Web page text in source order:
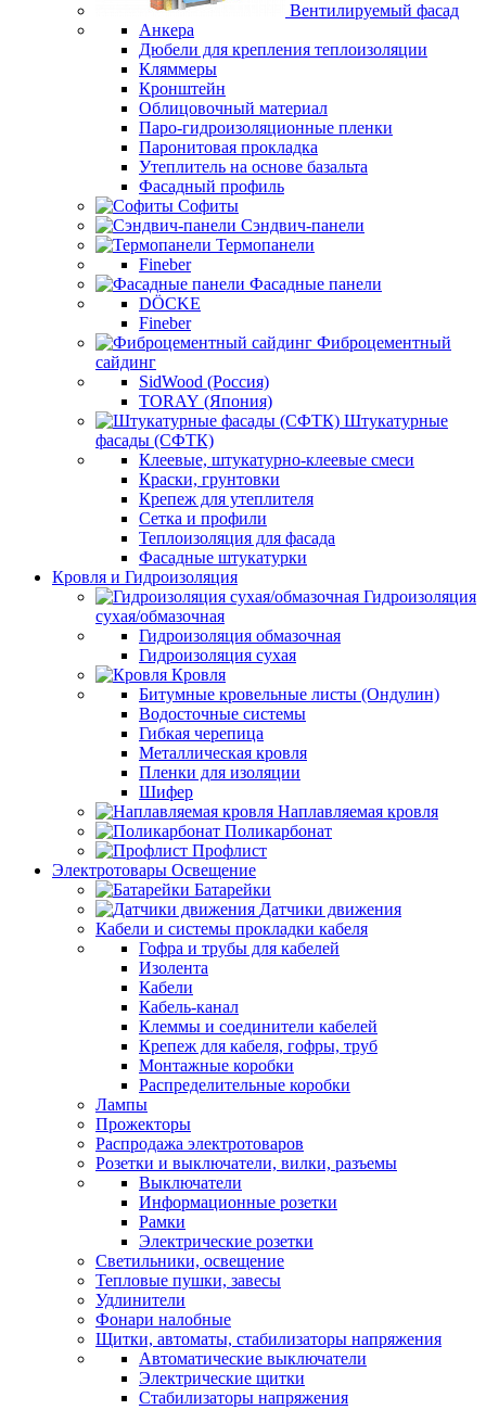
Вентилируемый фасад
Анкера
Дюбели для крепления теплоизоляции
Кляммеры
Кронштейн
Облицовочный материал
Паро-гидроизоляционные пленки
Паронитовая прокладка
Утеплитель на основе базальта
Фасадный профиль
Софиты
Сэндвич-панели
Термопанели
Fineber
Фасадные панели
DÖCKE
Fineber
Фиброцементный
сайдинг
SidWood (Россия)
TORAY (Япония)
Штукатурные
фасады (СФТК)
Клеевые, штукатурно-клеевые смеси
Краски, грунтовки
Крепеж для утеплителя
Сетка и профили
Теплоизоляция для фасада
Фасадные штукатурки
Кровля и Гидроизоляция
Гидроизоляция
сухая/обмазочная
Гидроизоляция обмазочная
Гидроизоляция сухая
Кровля
Битумные кровельные листы (Ондулин)
Водосточные системы
Гибкая черепица
Металлическая кровля
Пленки для изоляции
Шифер
Наплавляемая кровля
Поликарбонат
Профлист
Электротовары Освещение
Батарейки
Датчики движения
Кабели и системы прокладки кабеля
Гофра и трубы для кабелей
Изолента
Кабели
Кабель-канал
Клеммы и соединители кабелей
Крепеж для кабеля, гофры, труб
Монтажные коробки
Распределительные коробки
Лампы
Прожекторы
Распродажа электротоваров
Розетки и выключатели, вилки, разъемы
Выключатели
Информационные розетки
Рамки
Электрические розетки
Светильники, освещение
Тепловые пушки, завесы
Удлинители
Фонари налобные
Щитки, автоматы, стабилизаторы напряжения
Автоматические выключатели
Электрические щитки
Стабилизаторы напряжения